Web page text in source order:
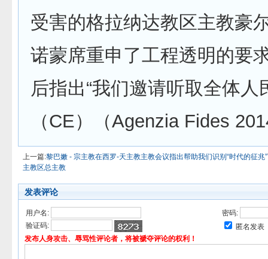
受害的格拉纳达教区主教豪
诺蒙席重申了工程透明的要
后指出“我们邀请听取全体人
（CE）（Agenzia Fides
上一篇:黎巴嫩 - 宗主教在西罗-天主教主教会议指出帮助我们识别“时代的征兆”
主教区总主教
发表评论
用户名:
密码:
验证码:
匿名发表
发布人身攻击、辱骂性评论者，将被褫夺评论的权利！